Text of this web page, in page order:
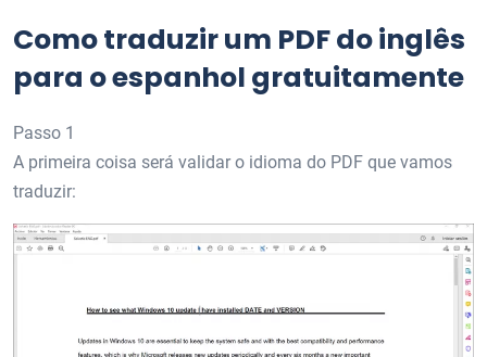
Como traduzir um PDF do inglês
para o espanhol gratuitamente
Passo 1
A primeira coisa será validar o idioma do PDF que vamos
traduzir: